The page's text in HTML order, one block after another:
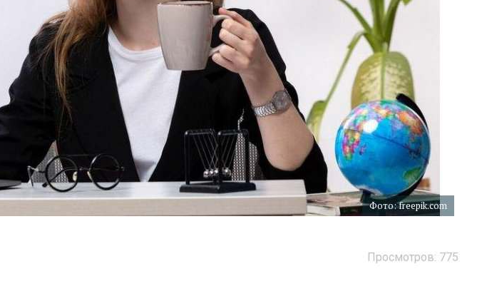
Фото: freepik.com
Просмотров: 775